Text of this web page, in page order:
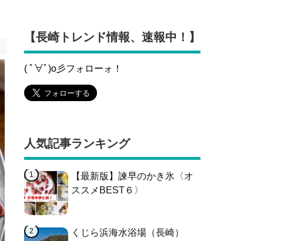
【長崎トレンド情報、速報中！】
( ﾟ∀ﾟ)o彡フォローォ！
人気記事ランキング
【最新版】諫早のかき氷〈オ
ススメBEST６〉
くじら浜海水浴場（長崎）